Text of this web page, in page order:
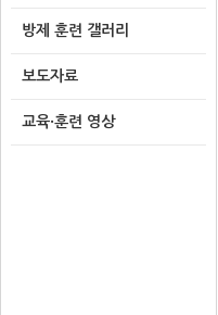
방제 훈련 갤러리
보도자료
교육·훈련 영상